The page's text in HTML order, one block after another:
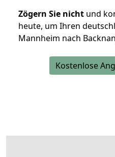
Zögern Sie nicht und
heute, um Ihren
Mannheim nach
Kostenlose